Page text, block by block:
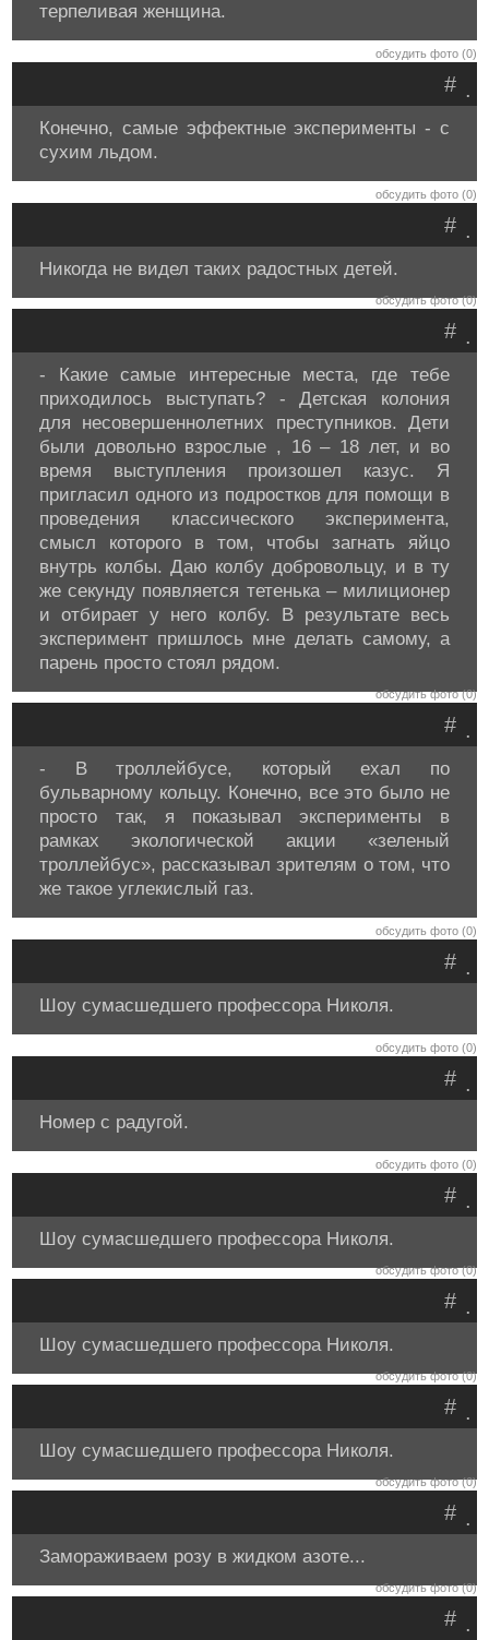
терпеливая женщина.
обсудить фото (0)
.
#
Конечно, самые эффектные эксперименты - с
сухим льдом.
обсудить фото (0)
.
#
Никогда не видел таких радостных детей.
обсудить фото (0)
.
#
- Какие самые интересные места, где тебе
приходилось выступать? - Детская колония
для несовершеннолетних преступников. Дети
были довольно взрослые , 16 – 18 лет, и во
время выступления произошел казус. Я
пригласил одного из подростков для помощи в
проведения классического эксперимента,
смысл которого в том, чтобы загнать яйцо
внутрь колбы. Даю колбу добровольцу, и в ту
же секунду появляется тетенька – милиционер
и отбирает у него колбу. В результате весь
эксперимент пришлось мне делать самому, а
парень просто стоял рядом.
обсудить фото (0)
.
#
- В троллейбусе, который ехал по
бульварному кольцу. Конечно, все это было не
просто так, я показывал эксперименты в
рамках экологической акции «зеленый
троллейбус», рассказывал зрителям о том, что
же такое углекислый газ.
обсудить фото (0)
.
#
Шоу сумасшедшего профессора Николя.
обсудить фото (0)
.
#
Номер с радугой.
обсудить фото (0)
.
#
Шоу сумасшедшего профессора Николя.
обсудить фото (0)
.
#
Шоу сумасшедшего профессора Николя.
обсудить фото (0)
.
#
Шоу сумасшедшего профессора Николя.
обсудить фото (0)
.
#
Замораживаем розу в жидком азоте...
обсудить фото (0)
.
#